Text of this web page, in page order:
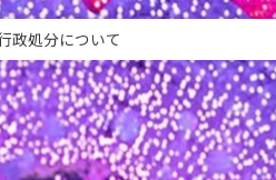
政処分について